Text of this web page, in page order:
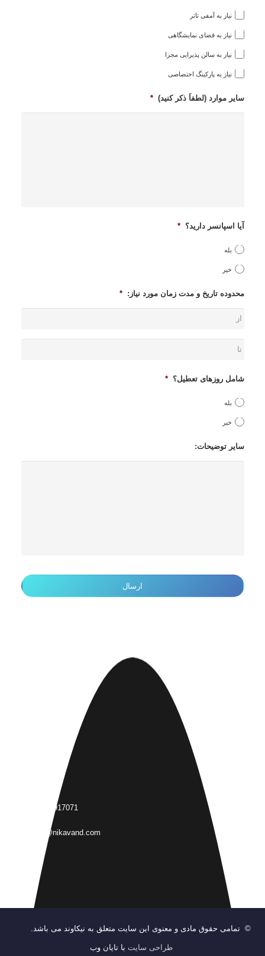
نیاز به آمفی تاتر
نیاز به فضای نمایشگاهی
نیاز به سالن پذیرایی مجزا
نیاز به پارکینگ اختصاصی
سایر موارد (لطفاَ ذکر کنید) *
آیا اسپانسر دارید؟ *
بله
خیر
محدوده تاریخ و مدت زمان مورد نیاز: *
شامل روزهای تعطیل؟ *
بله
خیر
سایر توضیحات:
02125917071
info@nikavand.com
© تمامی حقوق مادی و معنوی این سایت متعلق به نیکاوند می باشد.
طراحی سایت با تایان وب